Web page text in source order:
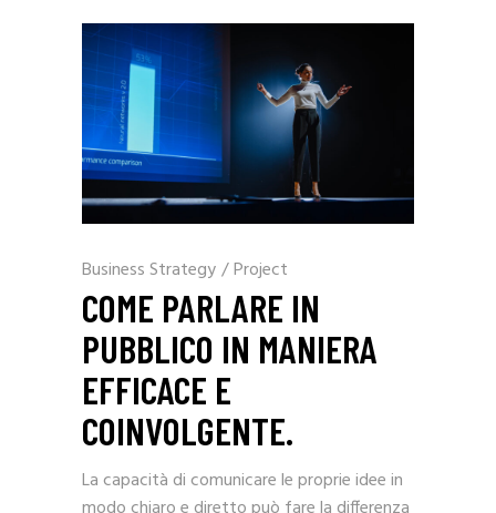
Business Strategy/Project
COME PARLARE IN
PUBBLICO IN MANIERA
EFFICACE E
COINVOLGENTE.
La capacità di comunicare le proprie idee in